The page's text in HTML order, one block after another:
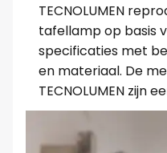
TECNOLUMEN
tafellamp op basis
specificaties met
en materiaal. De
TECNOLUMEN zijn